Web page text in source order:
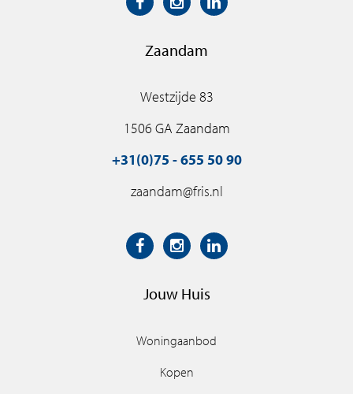
Zaandam
Westzijde 83
1506 GA Zaandam
+31(0)75 - 655 50 90
zaandam@fris.nl
Jouw Huis
Woningaanbod
Kopen